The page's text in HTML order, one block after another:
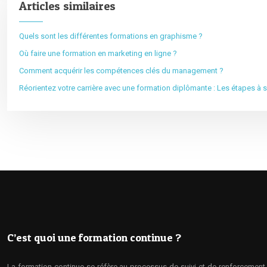
Articles similaires
Quels sont les différentes formations en graphisme ?
Où faire une formation en marketing en ligne ?
Comment acquérir les compétences clés du management ?
Réorientez votre carrière avec une formation diplômante : Les étapes à
C’est quoi une formation continue ?